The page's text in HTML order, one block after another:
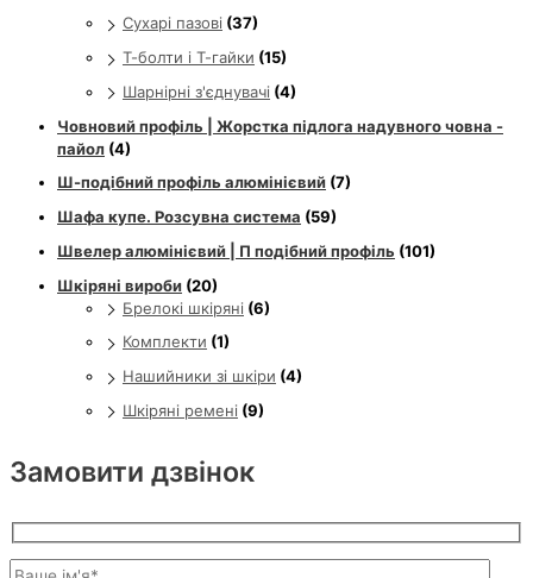
Сухарі пазові (37)
Т-болти і Т-гайки (15)
Шарнірні з'єднувачі (4)
Човновий профіль | Жорстка підлога надувного човна -
пайол (4)
Ш-подібний профіль алюмінієвий (7)
Шафа купе. Розсувна система (59)
Швелер алюмінієвий | П подібний профіль (101)
Шкіряні вироби (20)
Брелокі шкіряні (6)
Комплекти (1)
Нашийники зі шкіри (4)
Шкіряні ремені (9)
Замовити дзвінок